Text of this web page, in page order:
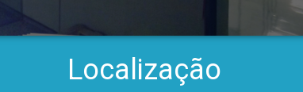
Localização